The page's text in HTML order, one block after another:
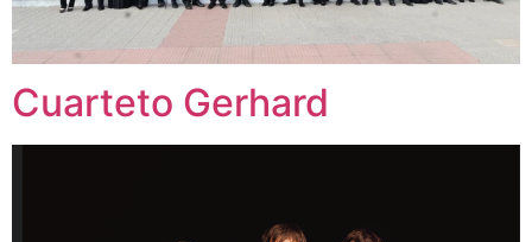
Cuarteto Gerhard